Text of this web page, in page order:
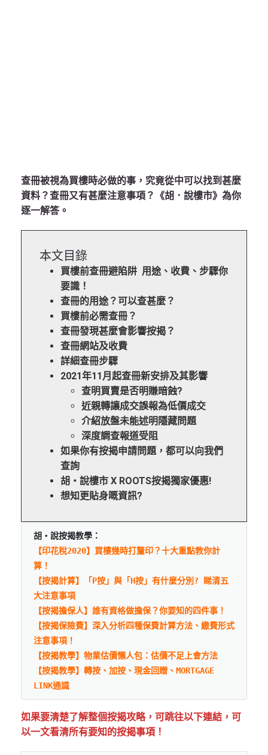
查冊被視為買樓時必做的事，究竟從中可以找到甚麼
資料？查冊又有甚麼注意事項？《胡．說樓市》為你
逐一解答。
本文目錄
買樓前查冊避陷阱 用途、收費、步驟你
要識！
查冊的用途？可以查甚麼？
買樓前必需查冊？
查冊發現甚麼會影響按揭？
查冊網站及收費
詳細查冊步驟
2021年11月起查冊新安排及其影響
查明買賣是否明賺暗蝕?
近親轉讓成交誤報為低價成交
介紹放盤未能述明隱藏問題
深度調查報道受阻
如果你有按揭申請問題，都可以向我們
查詢
胡‧說樓市 X ROOTS按揭獨家優惠!
想知更貼身嘅資訊?
胡‧說按揭教學：
【印花稅2020】買樓幾時打釐印？十大重點教你計
算！
【按揭計算】「P按」與「H按」有什麼分別? 睇清五
大注意事項
【按揭擔保人】誰有資格做擔保？你要知的四件事！
【按揭保險費】深入分析四種保費計算方法、繳費形式
注意事項！
【按揭教學】物業估價懶人包：估價不足上會方法
【按揭教學】轉按、加按、現金回贈、MORTGAGE
LINK通識
如果要清楚了解整個按揭攻略，可跳往以下連結，可
以一文看清所有要知的按揭事項！